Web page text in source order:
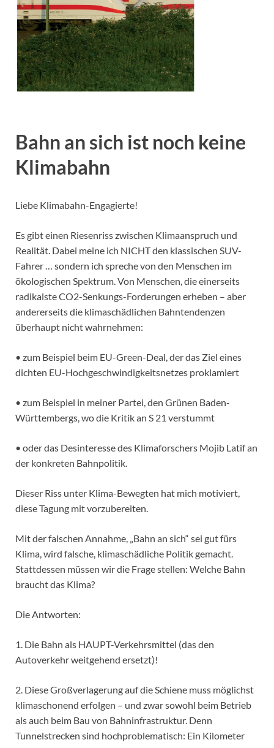
Bahn an sich ist noch keine
Klimabahn
Liebe Klimabahn-Engagierte!
Es gibt einen Riesenriss zwischen Klimaanspruch und
Realität. Dabei meine ich NICHT den klassischen SUV-
Fahrer … sondern ich spreche von den Menschen im
ökologischen Spektrum. Von Menschen, die einerseits
radikalste CO2-Senkungs-Forderungen erheben – aber
andererseits die klimaschädlichen Bahntendenzen
überhaupt nicht wahrnehmen:
• zum Beispiel beim EU-Green-Deal, der das Ziel eines
dichten EU-Hochgeschwindigkeitsnetzes proklamiert
• zum Beispiel in meiner Partei, den Grünen Baden-
Württembergs, wo die Kritik an S 21 verstummt
• oder das Desinteresse des Klimaforschers Mojib Latif an
der konkreten Bahnpolitik.
Dieser Riss unter Klima-Bewegten hat mich motiviert,
diese Tagung mit vorzubereiten.
Mit der falschen Annahme, „Bahn an sich“ sei gut fürs
Klima, wird falsche, klimaschädliche Politik gemacht.
Stattdessen müssen wir die Frage stellen: Welche Bahn
braucht das Klima?
Die Antworten:
1. Die Bahn als HAUPT-Verkehrsmittel (das den
Autoverkehr weitgehend ersetzt)!
2. Diese Großverlagerung auf die Schiene muss möglichst
klimaschonend erfolgen – und zwar sowohl beim Betrieb
als auch beim Bau von Bahninfrastruktur. Denn
Tunnelstrecken sind hochproblematisch: Ein Kilometer